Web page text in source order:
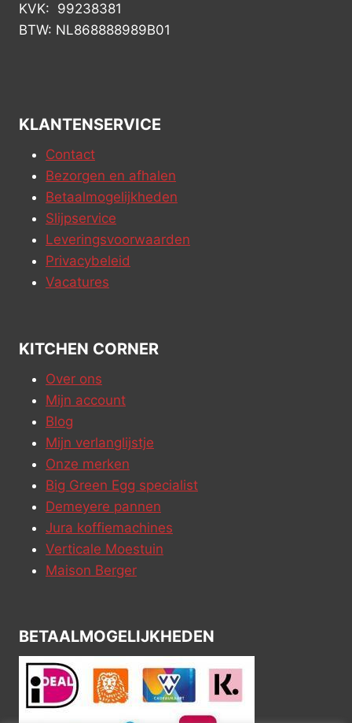
KVK: 99238381
BTW: NL868888989B01
KLANTENSERVICE
Contact
Bezorgen en afhalen
Betaalmogelijkheden
Slijpservice
Leveringsvoorwaarden
Privacybeleid
Vacatures
KITCHEN CORNER
Over ons
Mijn account
Blog
Mijn verlanglijstje
Onze merken
Big Green Egg specialist
Demeyere pannen
Jura koffiemachines
Verticale Moestuin
Maison Berger
BETAALMOGELIJKHEDEN